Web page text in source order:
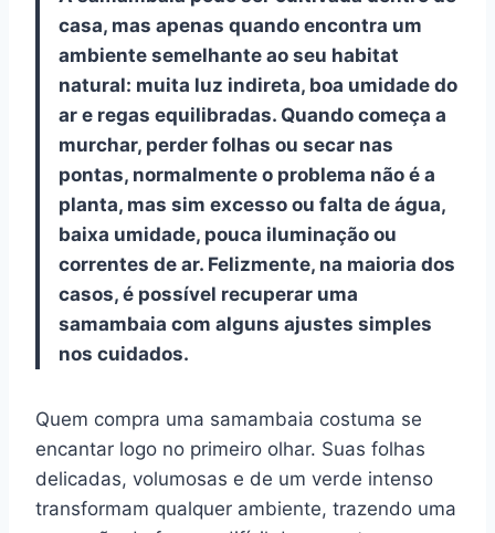
casa, mas apenas quando encontra um
ambiente semelhante ao seu habitat
natural: muita luz indireta, boa umidade do
ar e regas equilibradas. Quando começa a
murchar, perder folhas ou secar nas
pontas, normalmente o problema não é a
planta, mas sim excesso ou falta de água,
baixa umidade, pouca iluminação ou
correntes de ar. Felizmente, na maioria dos
casos, é possível recuperar uma
samambaia com alguns ajustes simples
nos cuidados.
Quem compra uma samambaia costuma se
encantar logo no primeiro olhar. Suas folhas
delicadas, volumosas e de um verde intenso
transformam qualquer ambiente, trazendo uma